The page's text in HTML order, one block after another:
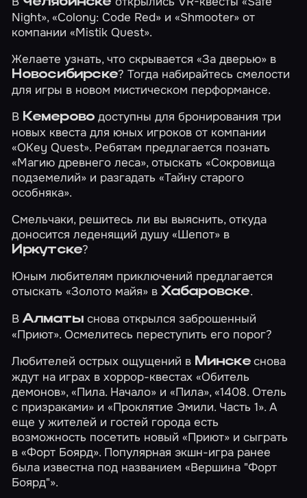
Night»,«Colony: Code Red» и«Shmooter» от
компании «Mistik Quest».
Желаете узнать, что скрывается«За дверью» в
Новосибирске? Тогда набирайтесь смелости
для игры в новом мистическом перформансе.
В Кемерово доступны для бронирования три
новых квеста для юных игроков от компании
«OKey Quest». Ребятам предлагается познать
«Магию древнего леса», отыскать«Сокровища
подземелий» и разгадать«Тайну старого
особняка».
Смельчаки, решитесь ли вы выяснить, откуда
доносится леденящий душу«Шепот» в
Иркутске?
Юным любителям приключений предлагается
отыскать«Золото майя» вХабаровске.
ВАлматыснова открылся заброшенный
«Приют». Осмелитесь переступить его порог?
Любителей острых ощущений в Минске снова
ждут на играх в хоррор-квестах«Обитель
демонов»,«Пила. Начало» и«Пила»,«1408. Отель
с призраками» и«Проклятие Эмили. Часть 1». А
еще у жителей и гостей города есть
возможность посетить новый«Приют» и сыграть
в«Форт Боярд». Популярная экшн-игра ранее
была известна под названием «Вершина "Форт
Боярд"».